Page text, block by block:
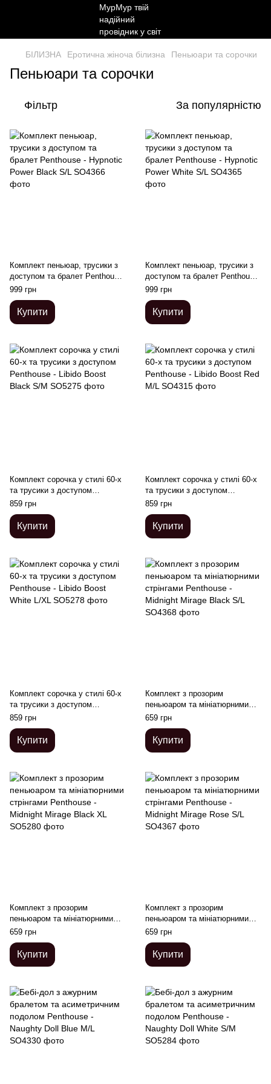
БІЛИЗНА Еротична жіноча білизна Пеньюари та сорочки
Пеньюари та сорочки
Фільтр За популярністю
Комплект пеньюар, трусики з
доступом та бралет Penthouse
- Hypnotic Power Black S/L
999 грн
Купити
Комплект пеньюар, трусики з
доступом та бралет Penthouse
- Hypnotic Power White S/L
999 грн
Купити
Комплект сорочка у стилі 60-х
та трусики з доступом
Penthouse - Libido Boost Black
S/M
859 грн
Купити
Комплект сорочка у стилі 60-х
та трусики з доступом
Penthouse - Libido Boost Red
M/L
859 грн
Купити
Комплект сорочка у стилі 60-х
та трусики з доступом
Penthouse - Libido Boost White
L/XL
859 грн
Купити
Комплект з прозорим
пеньюаром та мініатюрними
стрінгами Penthouse - Midnight
Mirage Black S/L
659 грн
Купити
Комплект з прозорим
пеньюаром та мініатюрними
стрінгами Penthouse - Midnight
Mirage Black XL
659 грн
Купити
Комплект з прозорим
пеньюаром та мініатюрними
стрінгами Penthouse - Midnight
Mirage Rose S/L
659 грн
Купити